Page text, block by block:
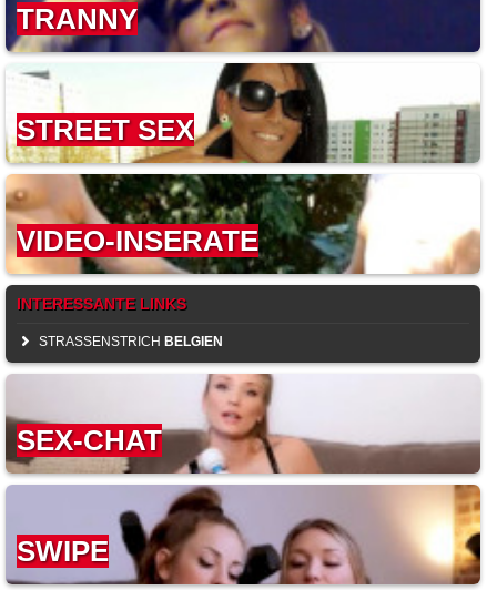
TRANNY
STREET SEX
VIDEO-INSERATE
INTERESSANTE LINKS
STRASSENSTRICH BELGIEN
SEX-CHAT
SWIPE